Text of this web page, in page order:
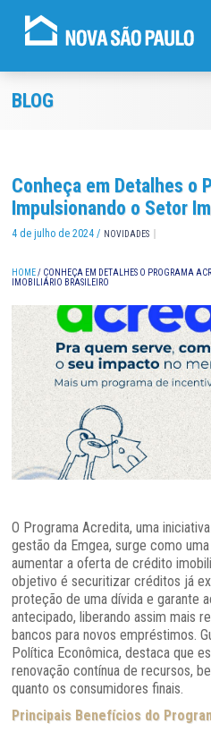
BLOG
Conheça em Detalhes o
Impulsionando o Setor
4 de julho de 2024 / NOVIDADES
HOME/ CONHEÇA EM DETALHES O PROGRAMA
IMOBILIÁRIO BRASILEIRO
O Programa Acredita, uma
gestão da Emgea, surge como
aumentar a oferta de crédito
objetivo é securitizar créditos já
proteção de uma dívida e garante
antecipado, liberando assim mais
bancos para novos empréstimos.
Política Econômica, destaca que
renovação contínua de recursos,
quanto os consumidores finais.
Principais Benefícios do